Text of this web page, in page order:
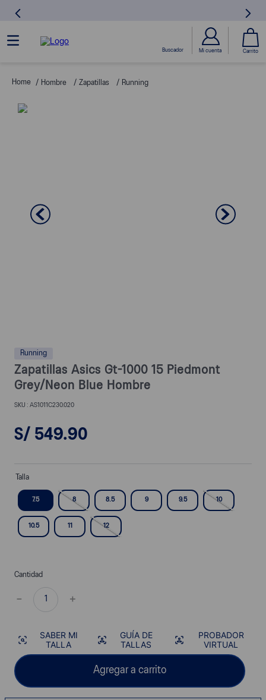
Hombre Zapatillas Running
Running
Zapatillas Asics Gt-1000 15 Piedmont
Grey/Neon Blue Hombre
AS1011C230.020
S/ 549.90
Talla
7.5 8 8.5 9 9.5 10
10.5 11 12
Cantidad
＋
－
SABER MI
TALLA
GUÍA DE
TALLAS
PROBADOR
VIRTUAL
Agregar a carrito